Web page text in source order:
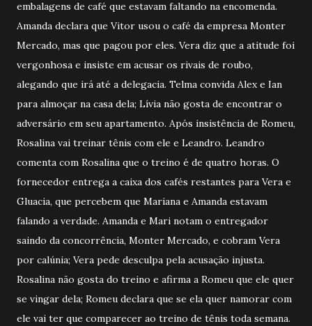
embalagens de café que estavam faltando na encomenda.
Amanda declara que Vitor usou o café da empresa Monter
Mercado, mas que pagou por eles. Vera diz que a atitude foi
vergonhosa e insiste em acusar os rivais de roubo,
alegando que irá até a delegacia. Telma convida Alex e Ian
para almoçar na casa dela; Lívia não gosta de encontrar o
adversário em seu apartamento. Após insistência de Romeu,
Rosalina vai treinar tênis com ele e Leandro. Leandro
comenta com Rosalina que o treino é de quatro horas. O
fornecedor entrega a caixa dos cafés restantes para Vera e
Gluacia, que percebem que Mariana e Amanda estavam
falando a verdade. Amanda e Mari notam o entregador
saindo da concorrência, Monter Mercado, e cobram Vera
por calúnia; Vera pede desculpa pela acusação injusta.
Rosalina não gosta do treino e afirma a Romeu que ele quer
se vingar dela; Romeu declara que se ela quer namorar com
ele vai ter que comparecer ao treino de tênis toda semana.